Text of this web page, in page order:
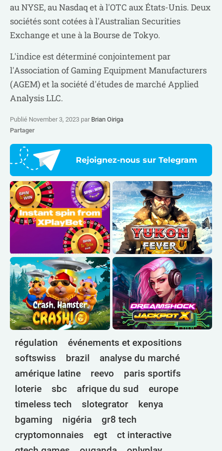
au NYSE, au Nasdaq et à l'OTC aux États-Unis. Deux
sociétés sont cotées à l'Australian Securities
Exchange et une à la Bourse de Tokyo.
L'indice est déterminé conjointement par
l'Association of Gaming Equipment Manufacturers
(AGEM) et la société d'études de marché Applied
Analysis LLC.​
Publié November 3, 2023 par Brian Oiriga
Partager
Rejoignez-nous sur Telegram
régulation
événements et expositions
softswiss
brazil
analyse du marché
amérique latine
reevo
paris sportifs
loterie
sbc afrique du sud
europe
timeless tech
slotegrator
kenya
bgaming
nigéria
gr8 tech
cryptomonnaies
egt
ct interactive